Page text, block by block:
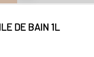
DE BAIN 1L